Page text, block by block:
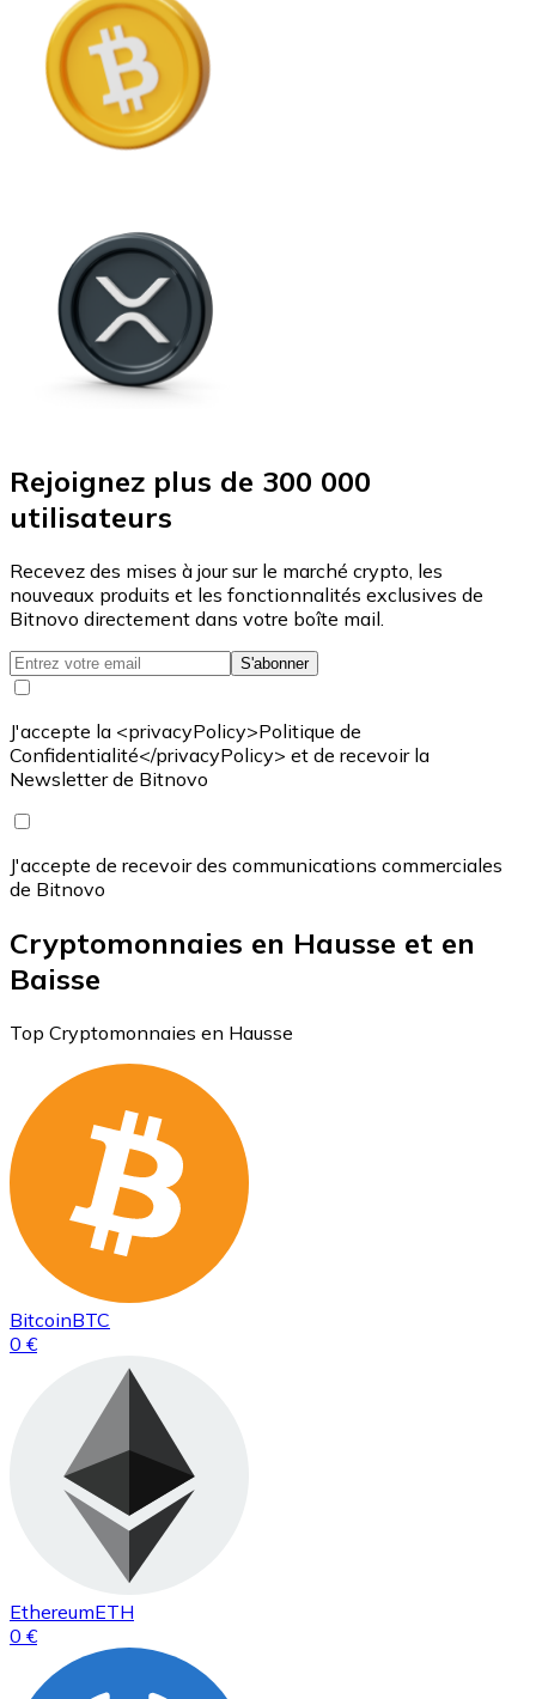
Rejoignez plus de 300 000
utilisateurs
Recevez des mises à jour sur le marché crypto, les
nouveaux produits et les fonctionnalités exclusives de
Bitnovo directement dans votre boîte mail.
S'abonner
J'accepte la <privacyPolicy>Politique de
Confidentialité</privacyPolicy> et de recevoir la
Newsletter de Bitnovo
J'accepte de recevoir des communications commerciales
de Bitnovo
Cryptomonnaies en Hausse et en
Baisse
Top Cryptomonnaies en Hausse
BitcoinBTC
0 €
EthereumETH
0 €